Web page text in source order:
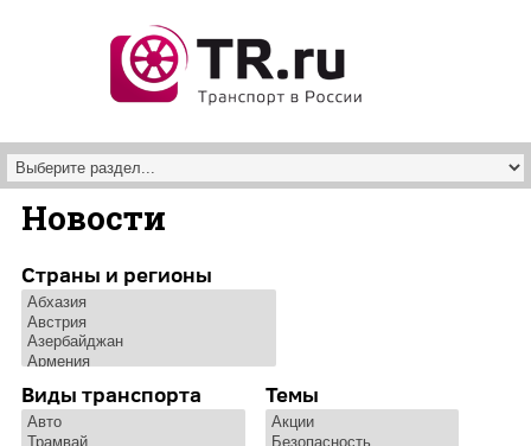
Новости
Страны и регионы
Виды транспорта Темы